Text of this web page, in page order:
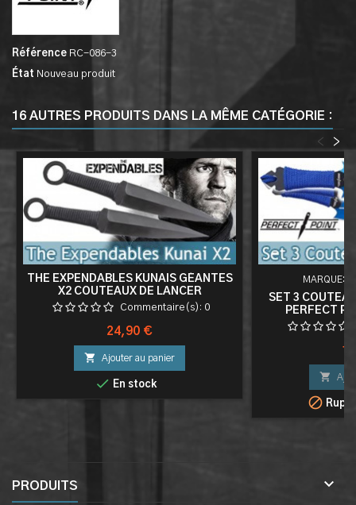
Référence RC-086-3
État Nouveau produit
16 AUTRES PRODUITS DANS LA MÊME CATÉGORIE :
>
<
THE EXPENDABLES KUNAIS GÉANTES
X2 COUTEAUX DE LANCER
Commentaire(s): 0
Prix
24,90 €
 Ajouter au panier
 En stock
MARQUE:
SET 3
PERFECT


PRODUITS 